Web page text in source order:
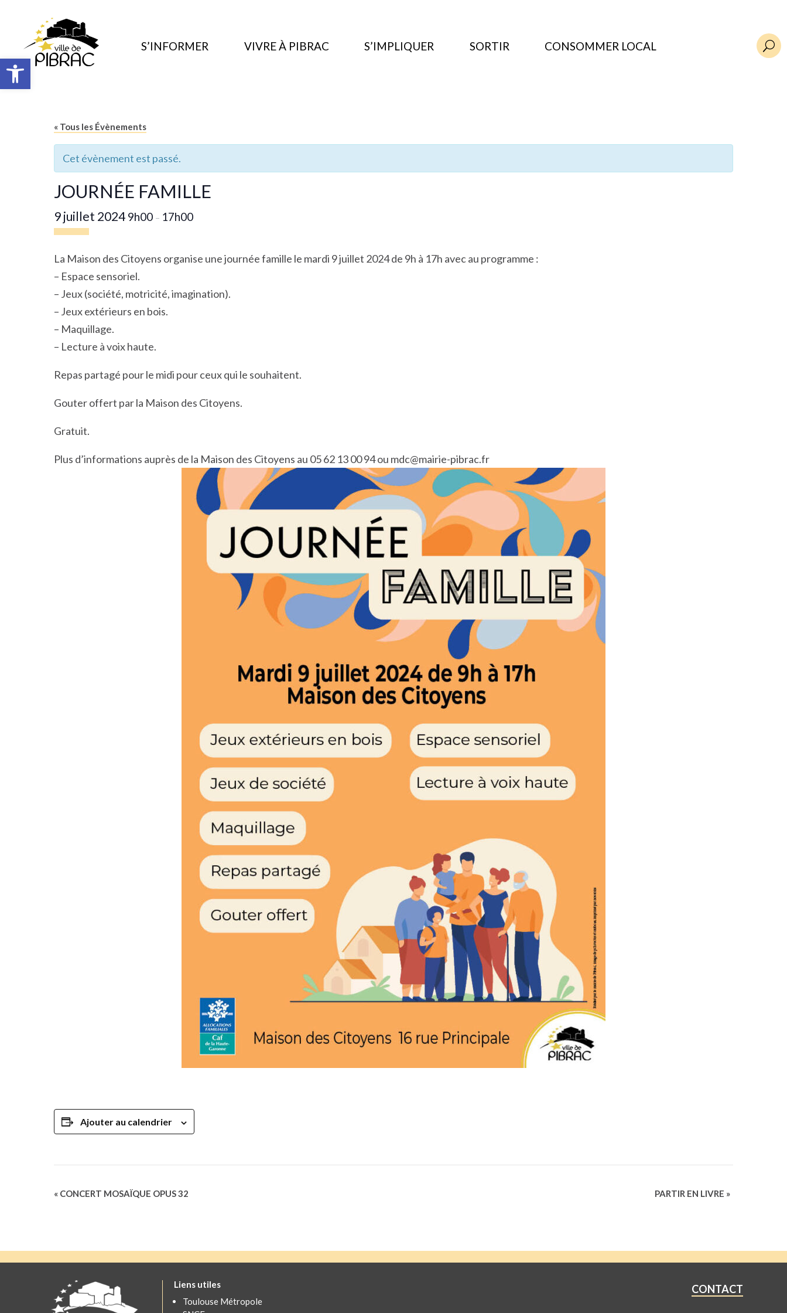
Ouvrir la barre d’outils
S’INFORMER VIVRE À PIBRAC S’IMPLIQUER SORTIR CONSOMMER LOCAL U
« Tous les Évènements
Cet évènement est passé.
JOURNÉE FAMILLE
9 juillet 2024 9h00 – 17h00
La Maison des Citoyens organise une journée famille le mardi 9 juillet 2024 de 9h à 17h avec au programme :
– Espace sensoriel.
– Jeux (société, motricité, imagination).
– Jeux extérieurs en bois.
– Maquillage.
– Lecture à voix haute.
Repas partagé pour le midi pour ceux qui le souhaitent.
Gouter offert par la Maison des Citoyens.
Gratuit.
Plus d’informations auprès de la Maison des Citoyens au 05 62 13 00 94 ou mdc@mairie-pibrac.fr
Ajouter au calendrier
Navigation
« CONCERT MOSAÏQUE OPUS 32 PARTIR EN LIVRE »
Liens utiles
Toulouse Métropole
CONTACT